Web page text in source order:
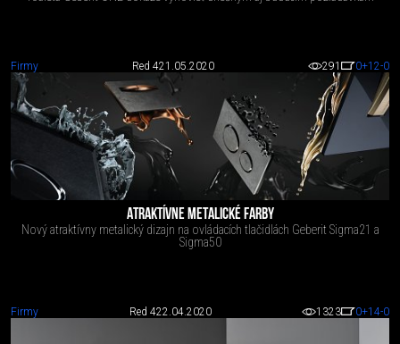
Firmy Red 421.05.2020 291 0+12-0
ATRAKTÍVNE METALICKÉ FARBY
Nový atraktívny metalický dizajn na ovládacích tlačidlách Geberit Sigma21 a
Sigma50
Firmy Red 422.04.2020 1323 0+14-0